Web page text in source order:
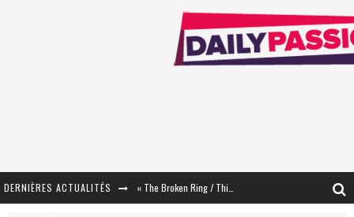
DERNIÈRES ACTUALITÉS